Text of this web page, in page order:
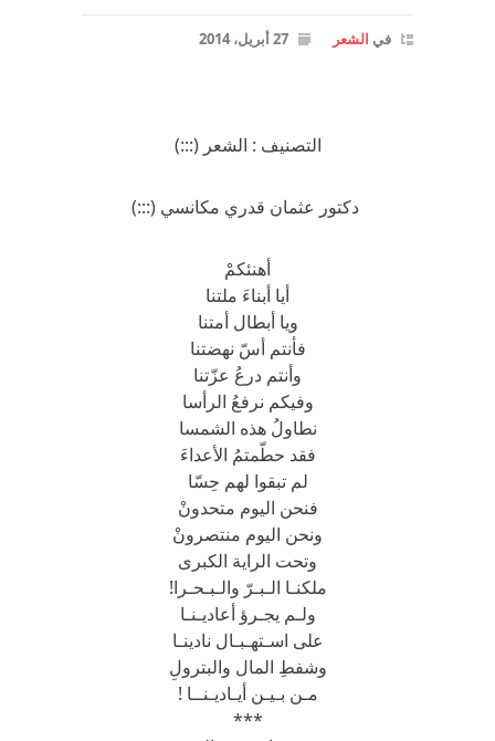
في الشعر 27 أبريل، 2014
التصنيف : الشعر (:::)
دكتور عثمان قدري مكانسي (:::)
أهنئكمْ
أيا أبناءَ ملتنا
ويا أبطال أمتنا
فأنتم أسّ نهضتنا
وأنتم درعُ عزّتنا
وفيكم نرفعُ الرأسا
نطاولُ هذه الشمسا
فقد حطّمتمُ الأعداءَ
لم تبقوا لهم حِسّا
فنحن اليوم متحدونْ
ونحن اليوم منتصرونْ
وتحت الراية الكبرى
ملكنـا الـبـرّ والـبـحـرا!
ولـم يجـرؤ أعاديـنـا
على اسـتهـبـال نادينـا
وشفطِ المال والبترولِ
مـن بـيـن أيـاديـنــا !
***